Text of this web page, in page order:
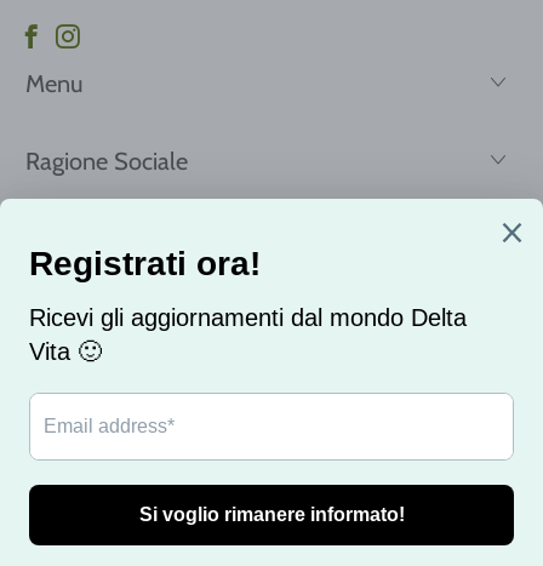
Menu
Ragione Sociale
Email
© 2026delta vita. Realizzato con ❤️ dalla SkyRocketMonster